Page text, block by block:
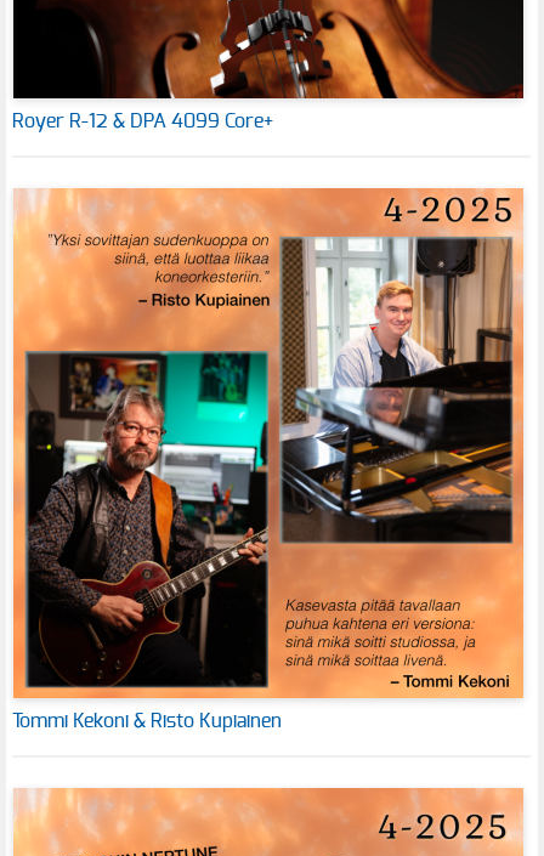
Royer R-12 & DPA 4099 Core+
Tommi Kekoni & Risto Kupiainen